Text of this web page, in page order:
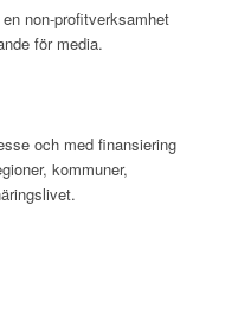
non-profitverksamhet
för media.
och med finansiering
kommuner,